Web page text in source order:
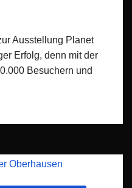
Ausstellung Planet
Erfolg, denn mit der
Besuchern und